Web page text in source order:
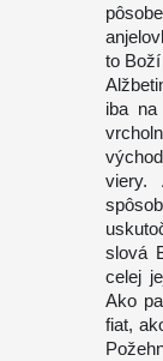
to
iba
viery.
slová
celej
Ako
fiat,